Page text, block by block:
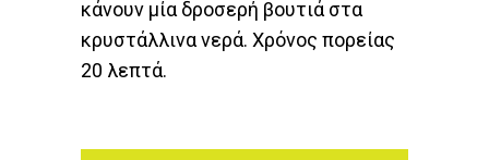
κάνουν μία δροσερή βουτιά στα
κρυστάλλινα νερά. Χρόνος πορείας
20 λεπτά.